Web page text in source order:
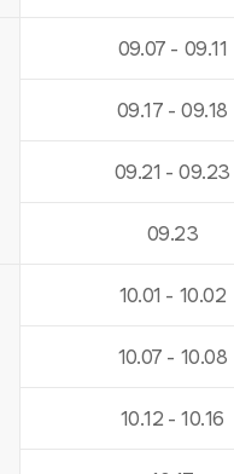
09.07 - 09.11
09.17 - 09.18
09.21 - 09.23
09.23
10.01 - 10.02
10.07 - 10.08
10.12 - 10.16